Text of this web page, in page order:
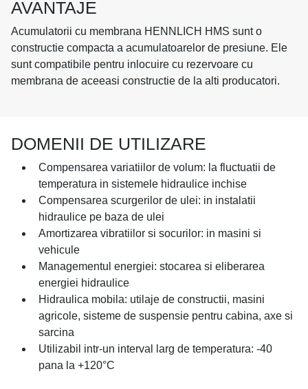
AVANTAJE
Acumulatorii cu membrana HENNLICH HMS sunt o
constructie compacta a acumulatoarelor de presiune. Ele
sunt compatibile pentru inlocuire cu rezervoare cu
membrana de aceeasi constructie de la alti producatori.
DOMENII DE UTILIZARE
Compensarea variatiilor de volum: la fluctuatii de
temperatura in sistemele hidraulice inchise
Compensarea scurgerilor de ulei: in instalatii
hidraulice pe baza de ulei
Amortizarea vibratiilor si socurilor: in masini si
vehicule
Managementul energiei: stocarea si eliberarea
energiei hidraulice
Hidraulica mobila: utilaje de constructii, masini
agricole, sisteme de suspensie pentru cabina, axe si
sarcina
Utilizabil intr-un interval larg de temperatura: -40
pana la +120°C